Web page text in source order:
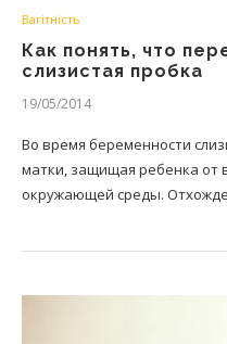
Вагітність
Как понять, что
слизистая пробка
19/05/2014
Во время беременности
матки, защищая ребенка от
окружающей среды.